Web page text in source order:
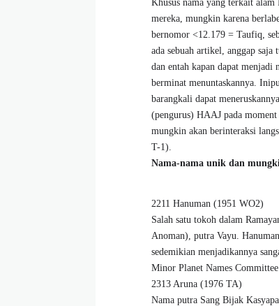
Khusus nama yang terkait
mereka, mungkin karena
bernomor <12.179 = Taufiq,
ada sebuah artikel, anggap
dan entah kapan dapat
berminat menuntaskannya.
barangkali dapat
(pengurus) HAAJ pada
mungkin akan berinteraksi
T-1).
Nama-nama unik dan
2211 Hanuman (1951 WO2)
Salah satu tokoh dalam
Anoman), putra Vayu.
sedemikian menjadikannya
Minor Planet Names
2313 Aruna (1976 TA)
Nama putra Sang Bijak